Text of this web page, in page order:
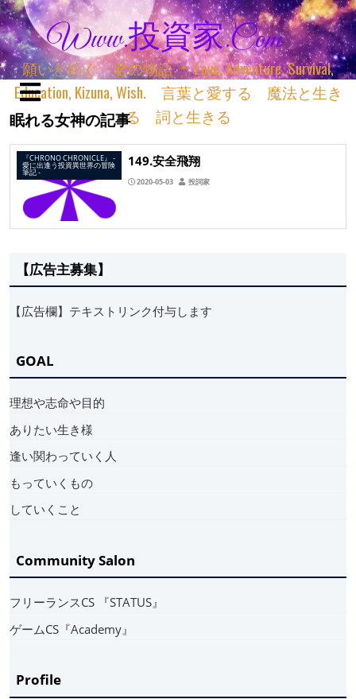
Www.投資家.com
願いと紡ぐ 君の物語 ＊ Love, Adventure, Survival,
Education, Kizuna, Wish. 言葉と愛する 魔法と生き
る 詞と生きる
眠れる女神の記事
『CHRONO CHRONICLE』 ‐
愛に出逢う投資異世界の冒険
筆記 ‐
149.安全飛翔
2020-05-03 投詞家
【広告主募集】
【広告欄】テキストリンク付与します
GOAL
理想や志命や目的
ありたい生き様
逢い関わっていく人
もっていくもの
していくこと
Community Salon
フリーランスCS 『STATUS』
ゲームCS『Academy』
Profile